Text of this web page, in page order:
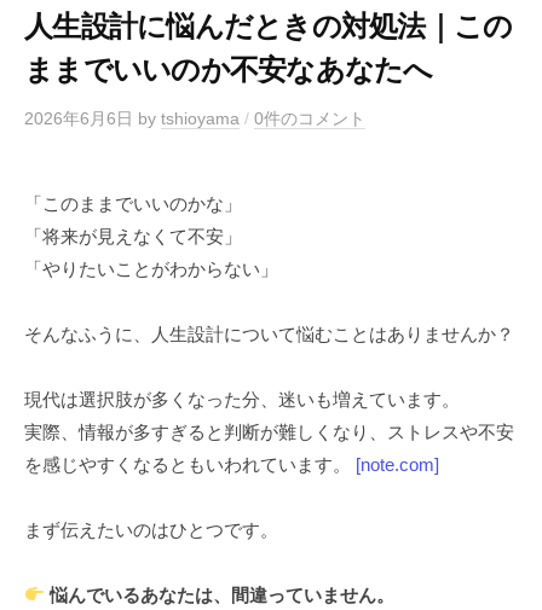
人生設計に悩んだときの対処法｜この
ままでいいのか不安なあなたへ
2026年6月6日 by tshioyama / 0件のコメント
「このままでいいのかな」
「将来が見えなくて不安」
「やりたいことがわからない」
そんなふうに、人生設計について悩むことはありませんか？
現代は選択肢が多くなった分、迷いも増えています。
実際、情報が多すぎると判断が難しくなり、ストレスや不安
を感じやすくなるともいわれています。 [note.com]
まず伝えたいのはひとつです。
悩んでいるあなたは、間違っていません。